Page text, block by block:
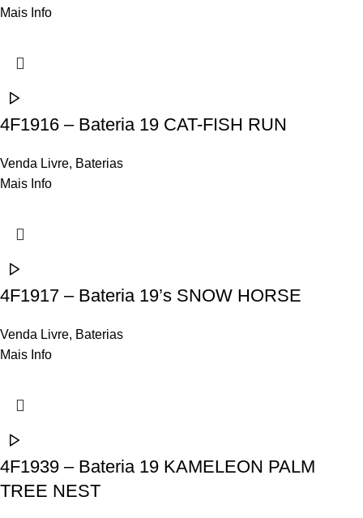
Mais Info
4F1916 – Bateria 19 CAT-FISH RUN
Venda Livre, Baterias
Mais Info
4F1917 – Bateria 19’s SNOW HORSE
Venda Livre, Baterias
Mais Info
4F1939 – Bateria 19 KAMELEON PALM
TREE NEST